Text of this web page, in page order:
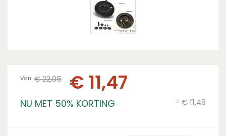
Van €22,95 €11,47
NU MET 50% KORTING - €11,48